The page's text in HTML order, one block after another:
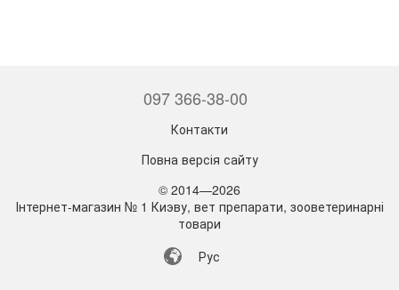
097 366-38-00
Контакти
Повна версія сайту
© 2014—2026
Інтернет-магазин № 1 Киэву, вет препарати, зооветеринарні
товари
Рус